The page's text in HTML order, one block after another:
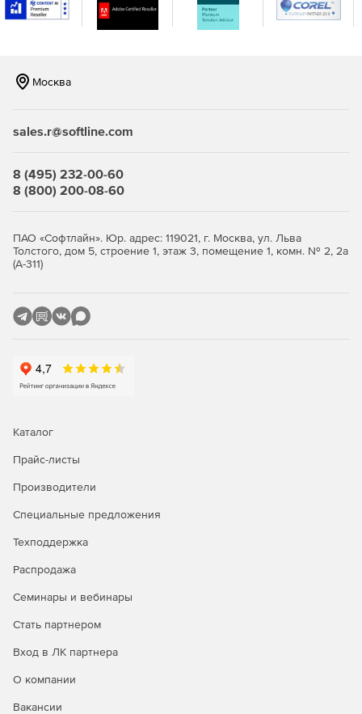
Москва
sales.r@softline.com
8 (495) 232-00-60
8 (800) 200-08-60
ПАО «Софтлайн». Юр. адрес: 119021, г. Москва, ул. Льва
Толстого, дом 5, строение 1, этаж 3, помещение 1, комн. № 2, 2а
(А-311)
Каталог
Прайс-листы
Производители
Специальные предложения
Техподдержка
Распродажа
Семинары и вебинары
Стать партнером
Вход в ЛК партнера
О компании
Вакансии